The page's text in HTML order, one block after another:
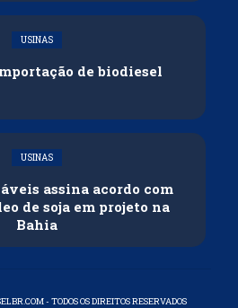
USINAS
de biodiesel
USINAS
assina acordo com
de soja em projeto na
Bahia
- TODOS OS DIREITOS RESERVADOS